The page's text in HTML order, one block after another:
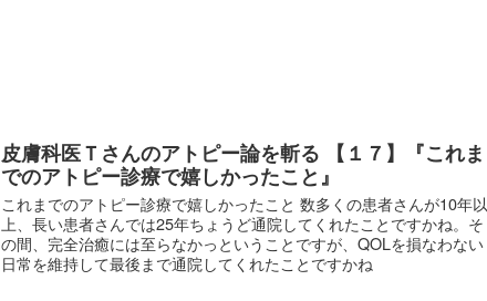
皮膚科医Ｔさんのアトピー論を斬る 【１７】『これま
でのアトピー診療で嬉しかったこと』
これまでのアトピー診療で嬉しかったこと 数多くの患者さんが10年以
上、長い患者さんでは25年ちょうど通院してくれたことですかね。そ
の間、完全治癒には至らなかっということですが、QOLを損なわない
日常を維持して最後まで通院してくれたことですかね